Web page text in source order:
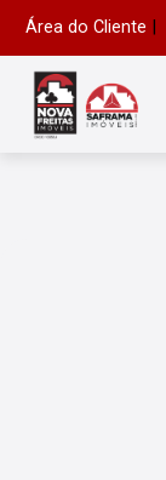
Área do Cliente